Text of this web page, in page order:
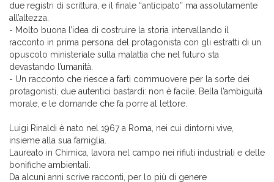
due registri di scrittura, e il finale “anticipato” ma assolutamente
all’altezza.
- Molto buona l’idea di costruire la storia intervallando il
racconto in prima persona del protagonista con gli estratti di un
opuscolo ministeriale sulla malattia che nel futuro sta
devastando l’umanità.
- Un racconto che riesce a farti commuovere per la sorte dei
protagonisti, due autentici bastardi: non è facile. Bella l’ambiguità
morale, e le domande che fa porre al lettore.
Luigi Rinaldi è nato nel 1967 a Roma, nei cui dintorni vive,
insieme alla sua famiglia.
Laureato in Chimica, lavora nel campo nei rifiuti industriali e delle
bonifiche ambientali.
Da alcuni anni scrive racconti, per lo più di genere